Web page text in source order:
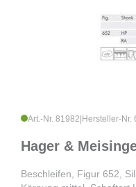
Art.-Nr. 81982 Hersteller-Nr.
Hager &
Beschleifen, Figur 652,